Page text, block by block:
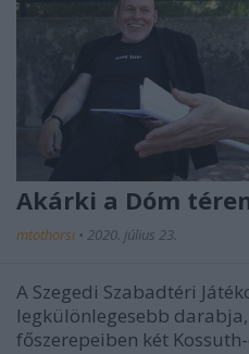
Akárki a Dóm
mtothorsi • 2020. július 23.
A Szegedi Szabadtéri
legkülönlegesebb
főszerepeiben két